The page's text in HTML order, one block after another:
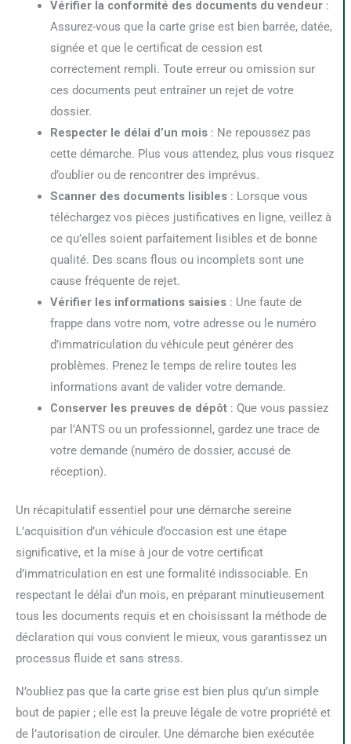
Vérifier la conformité des documents du vendeur:
Assurez-vous que la carte grise est bien barrée, datée,
signée et que le certificat de cession est
correctement rempli. Toute erreur ou omission sur
ces documents peut entraîner un rejet de votre
dossier.
Respecter le délai d’un mois: Ne repoussez pas
cette démarche. Plus vous attendez, plus vous risquez
d’oublier ou de rencontrer des imprévus.
Scanner des documents lisibles: Lorsque vous
téléchargez vos pièces justificatives en ligne, veillez à
ce qu’elles soient parfaitement lisibles et de bonne
qualité. Des scans flous ou incomplets sont une
cause fréquente de rejet.
Vérifier les informations saisies: Une faute de
frappe dans votre nom, votre adresse ou le numéro
d’immatriculation du véhicule peut générer des
problèmes. Prenez le temps de relire toutes les
informations avant de valider votre demande.
Conserver les preuves de dépôt: Que vous passiez
par l’ANTS ou un professionnel, gardez une trace de
votre demande (numéro de dossier, accusé de
réception).
Un récapitulatif essentiel pour une démarche sereine
L’acquisition d’un véhicule d’occasion est une étape
significative, et la mise à jour de votre certificat
d’immatriculation en est une formalité indissociable. En
respectant le délai d’un mois, en préparant minutieusement
tous les documents requis et en choisissant la méthode de
déclaration qui vous convient le mieux, vous garantissez un
processus fluide et sans stress.
N’oubliez pas que la carte grise est bien plus qu’un simple
bout de papier ; elle est la preuve légale de votre propriété et
de l’autorisation de circuler. Une démarche bien exécutée